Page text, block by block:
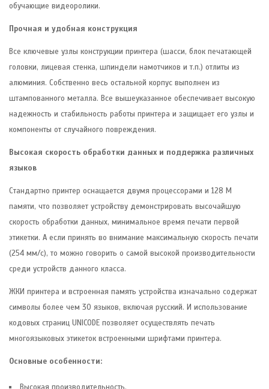
обучающие видеоролики.
Прочная и удобная конструкция
Все ключевые узлы конструкции принтера (шасси, блок печатающей
головки, лицевая стенка, шпиндели намотчиков и т.п.) отлиты из
алюминия. Собственно весь остальной корпус выполнен из
штампованного металла. Все вышеуказанное обеспечивает высокую
надежность и стабильность работы принтера и защищает его узлы и
компоненты от случайного повреждения.
Высокая скорость обработки данных и поддержка различных
языков
Стандартно принтер оснащается двумя процессорами и 128 М
памяти, что позволяет устройству демонстрировать высочайшую
скорость обработки данных, минимальное время печати первой
этикетки. А если принять во внимание максимальную скорость печати
(254 мм/с), то можно говорить о самой высокой производительности
среди устройств данного класса.
ЖКИ принтера и встроенная память устройства изначально содержат
символы более чем 30 языков, включая русский. И использование
кодовых страниц UNICODE позволяет осуществлять печать
многоязыковых этикеток встроенными шрифтами принтера.
Основные особенности:
Высокая производительность.